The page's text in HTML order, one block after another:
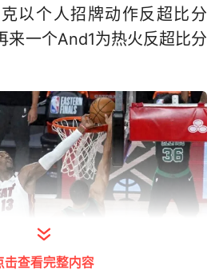
以个人招牌动作反超比分
来一个And1为热火反超比分
击查看完整内容